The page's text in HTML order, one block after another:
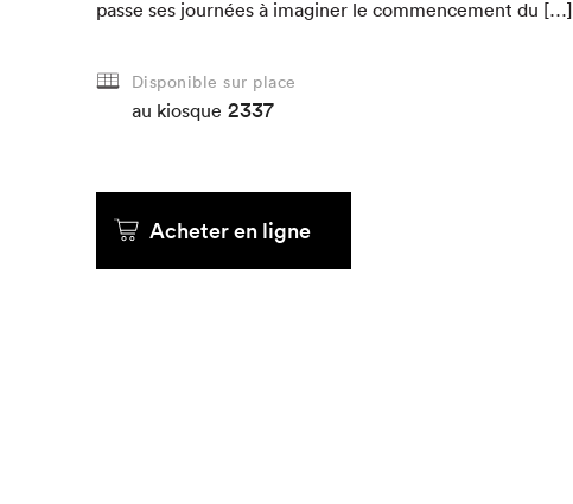
passe ses journées à imag­in­er le com­mence­ment du […]
Disponible sur place
au kiosque 2337
Acheter en ligne